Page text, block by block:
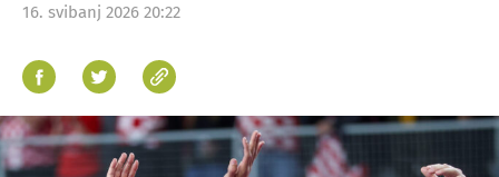
16. svibanj 2026 20:22